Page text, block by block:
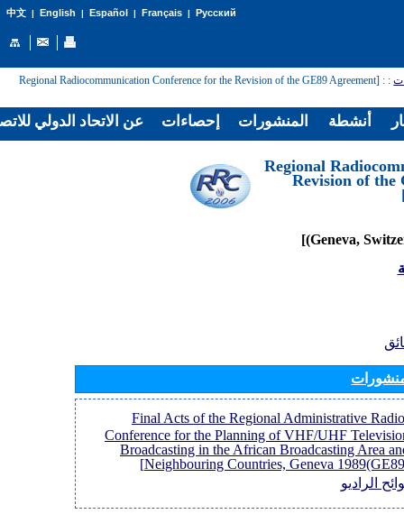
中文| English | Español | Français| Русский
:
: [Regional Radiocommunication Conference for the Revision of the GE89 Agreement
[Regional
Revision of the
[Final Acts of the Regional Administrative Radio
Conference for the Planning of VHF/UHF
Broadcasting in the African Broadcasting Area
Neighbouring Countries, Geneva
الراديو
عن الاتحاد الدولي إحصاءات المنشورات أنشطة